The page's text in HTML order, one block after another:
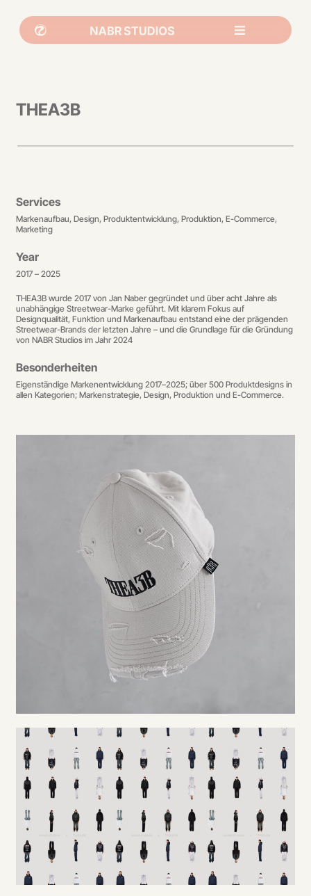
THEA3B
Services
Markenaufbau, Design, Produktentwicklung, Produktion, E-Commerce,
Marketing
Year
2017 – 2025
THEA3B wurde 2017 von Jan Naber gegründet und über acht Jahre als
unabhängige Streetwear-Marke geführt. Mit klarem Fokus auf
Designqualität, Funktion und Markenaufbau entstand eine der prägenden
Streetwear-Brands der letzten Jahre – und die Grundlage für die Gründung
von NABR Studios im Jahr 2024
Besonderheiten
Eigenständige Markenentwicklung 2017–2025; über 500 Produktdesigns in
allen Kategorien; Markenstrategie, Design, Produktion und E-Commerce.